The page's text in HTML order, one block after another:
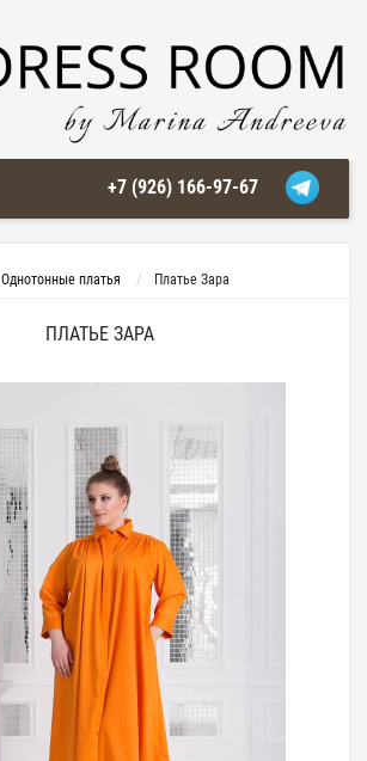
+7 (926) 166-97-67
Однотонные платья Платье Зара
ПЛАТЬЕ ЗАРА